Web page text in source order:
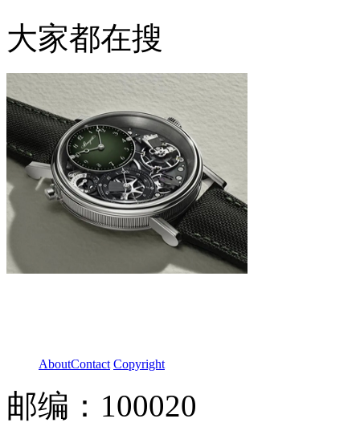
大家都在搜
AboutContact Copyright
邮编：100020